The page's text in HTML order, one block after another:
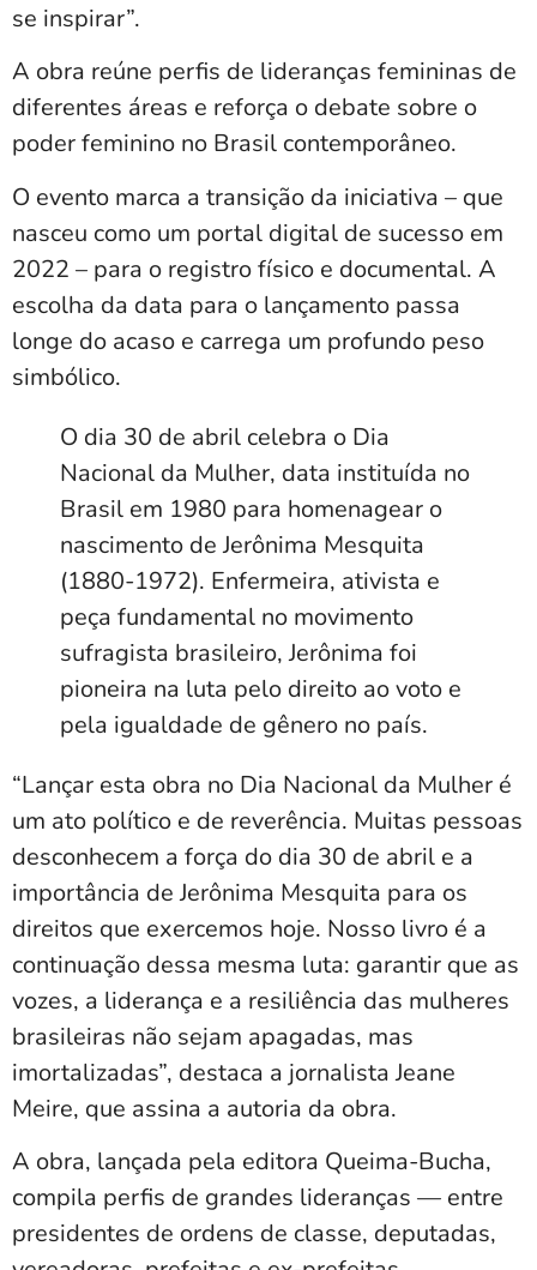
se inspirar”.
A obra reúne perfis de lideranças femininas de
diferentes áreas e reforça o debate sobre o
poder feminino no Brasil contemporâneo.
O evento marca a transição da iniciativa – que
nasceu como um portal digital de sucesso em
2022 – para o registro físico e documental. A
escolha da data para o lançamento passa
longe do acaso e carrega um profundo peso
simbólico.
O dia 30 de abril celebra o Dia
Nacional da Mulher, data instituída no
Brasil em 1980 para homenagear o
nascimento de Jerônima Mesquita
(1880-1972). Enfermeira, ativista e
peça fundamental no movimento
sufragista brasileiro, Jerônima foi
pioneira na luta pelo direito ao voto e
pela igualdade de gênero no país.
“Lançar esta obra no Dia Nacional da Mulher é
um ato político e de reverência. Muitas pessoas
desconhecem a força do dia 30 de abril e a
importância de Jerônima Mesquita para os
direitos que exercemos hoje. Nosso livro é a
continuação dessa mesma luta: garantir que as
vozes, a liderança e a resiliência das mulheres
brasileiras não sejam apagadas, mas
imortalizadas”, destaca a jornalista Jeane
Meire, que assina a autoria da obra.
A obra, lançada pela editora Queima-Bucha,
compila perfis de grandes lideranças — entre
presidentes de ordens de classe, deputadas,